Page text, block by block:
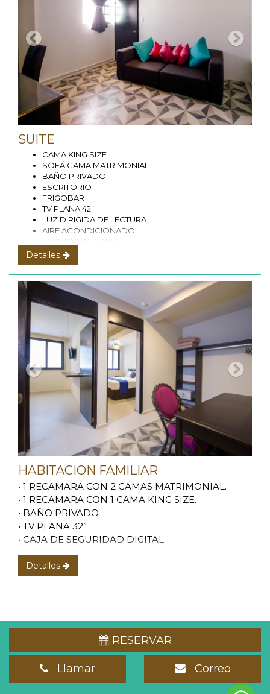
SUITE
CAMA KING SIZE
SOFÁ CAMA MATRIMONIAL
BAÑO PRIVADO
ESCRITORIO
FRIGOBAR
TV PLANA 42”
LUZ DIRIGIDA DE LECTURA
AIRE ACONDICIONADO
ESPEJO TOCADOR
BÁSICOS (SHAMPOO, TOALLAS, FACIALES)
Detalles
HABITACION FAMILIAR
• 1 RECAMARA CON 2 CAMAS MATRIMONIAL.
• 1 RECAMARA CON 1 CAMA KING SIZE.
• BAÑO PRIVADO
• TV PLANA 32”
• CAJA DE SEGURIDAD DIGITAL.
Detalles
RESERVAR
Llamar Correo